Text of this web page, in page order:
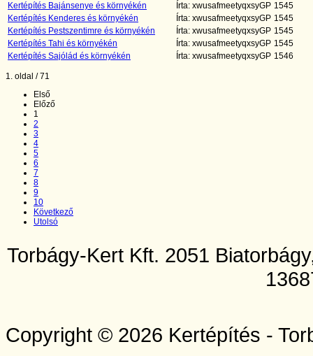
Kertépítés Bajánsenye és környékén
Írta: xwusafmeetyqxsyGP 1545
Kertépítés Kenderes és környékén
Írta: xwusafmeetyqxsyGP 1545
Kertépítés Pestszentimre és környékén
Írta: xwusafmeetyqxsyGP 1545
Kertépítés Tahi és környékén
Írta: xwusafmeetyqxsyGP 1545
Kertépítés Sajólád és környékén
Írta: xwusafmeetyqxsyGP 1546
1. oldal / 71
Első
Előző
1
2
3
4
5
6
7
8
9
10
Következő
Utolsó
Torbágy-Kert Kft. 2051
Copyright © 2026 Kertépítés -